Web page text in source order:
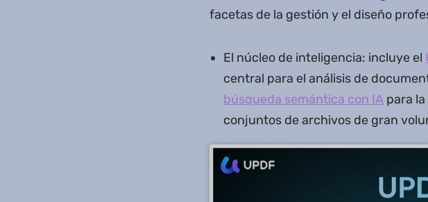
facetas de la gestión y el diseño
El núcleo de inteligencia: incluye el
central para el análisis de
búsqueda semántica con IA para
conjuntos de archivos de gran